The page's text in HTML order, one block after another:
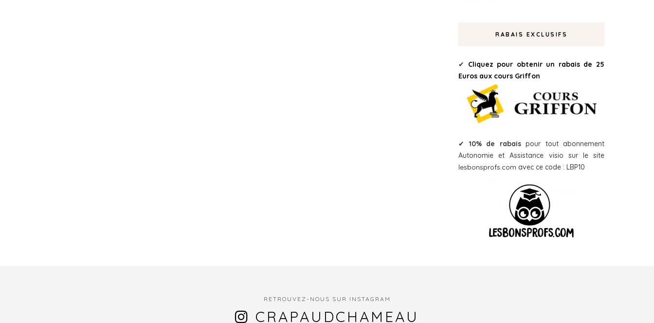
RABAIS EXCLUSIFS
✔ Cliquez pour obtenir un rabais de 25
Euros aux cours Griffon
✔ 10% de rabaispour tout abonnement
Autonomie et Assistance visio sur le site
lesbonsprofs.com avec ce code : LBP10
RETROUVEZ-NOUS SUR INSTAGRAM
CRAPAUDCHAMEAU